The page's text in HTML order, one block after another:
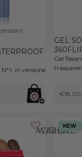
in versione
GEL
Gel
€18.00
AGGIUNGI ALLA WISHLIST
NEW